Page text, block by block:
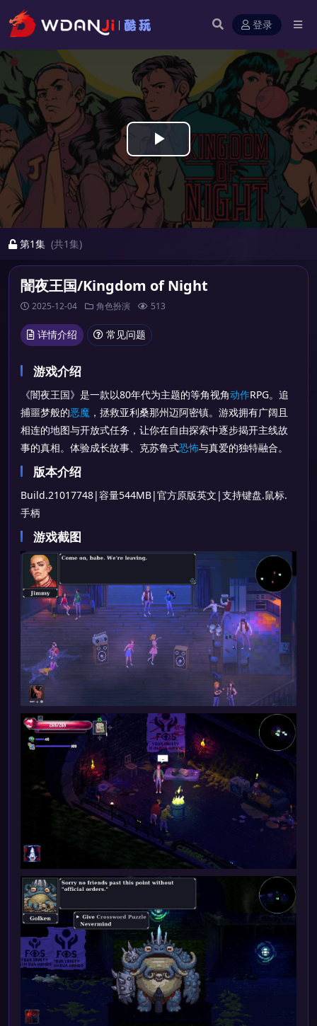
登录
Play
Video
第1集 (共1集)
闇夜王国/Kingdom of Night
2025-12-04 角色扮演 513
详情介绍 常见问题
游戏介绍
《闇夜王国》是一款以80年代为主题的等角视角动作RPG。追
捕噩梦般的恶魔 ，拯救亚利桑那州迈阿密镇。游戏拥有广阔且
相连的地图与开放式任务，让你在自由探索中逐步揭开主线故
事的真相。体验成长故事、克苏鲁式恐怖与真爱的独特融合。
版本介绍
Build.21017748|容量544MB|官方原版英文|支持键盘.鼠标.
手柄
游戏截图